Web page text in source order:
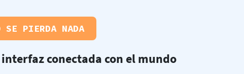
SE PIERDA NADA
conectada con el mundo